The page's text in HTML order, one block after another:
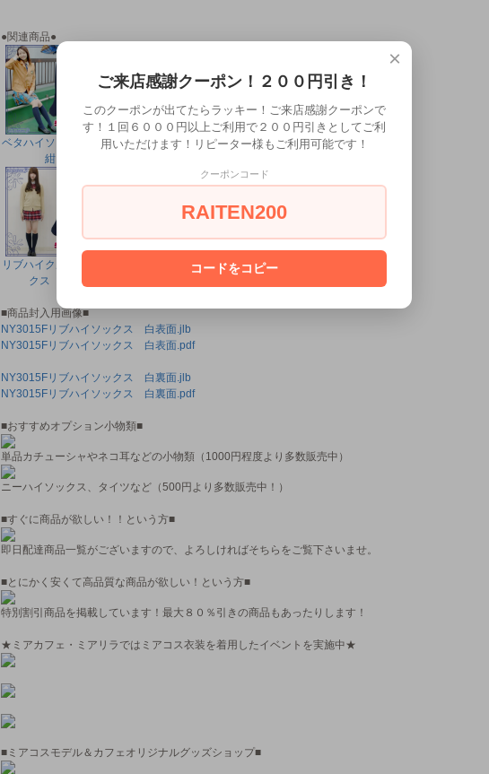
●関連商品●
ベタハイソックス
紺
ベタハイソックス ベタハイソックス
リブハイクルーソッ
クス 紺
リブハイクルーソッ半袖セーラー服セッ
■商品封入用画像■
NY3015Fリブハイソックス 白表面.jlb
NY3015Fリブハイソックス 白表面.pdf
NY3015Fリブハイソックス 白裏面.jlb
NY3015Fリブハイソックス 白裏面.pdf
■おすすめオプション小物類■
単品カチューシャやネコ耳などの小物類（1000円程度より多数販売中）
ニーハイソックス、タイツなど（500円より多数販売中！）
■すぐに商品が欲しい！！という方■
即日配達商品一覧がございますので、よろしければそちらをご覧下さいませ。
■とにかく安くて高品質な商品が欲しい！という方■
特別割引商品を掲載しています！最大８０％引きの商品もあったりします！
★ミアカフェ・ミアリラではミアコス衣装を着用したイベントを実施中★
■ミアコスモデル＆カフェオリジナルグッズショップ■
×
ご来店感謝クーポン！２００円引き！
このクーポンが出てたらラッキー！ご来店感謝クーポンで
す！１回６０００円以上ご利用で２００円引きとしてご利
用いただけます！リピーター様もご利用可能です！
クーポンコード
RAITEN200
コードをコピー